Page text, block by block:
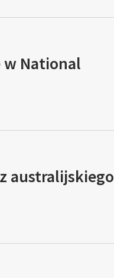
w National
australijskiego